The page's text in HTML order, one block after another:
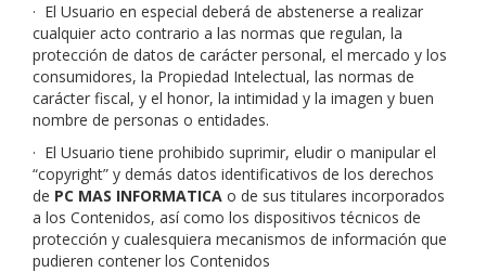
· El Usuario en especial deberá de abstenerse a realizar
cualquier acto contrario a las normas que regulan, la
protección de datos de carácter personal, el mercado y los
consumidores, la Propiedad Intelectual, las normas de
carácter fiscal, y el honor, la intimidad y la imagen y buen
nombre de personas o entidades.
· El Usuario tiene prohibido suprimir, eludir o manipular el
“copyright” y demás datos identificativos de los derechos
de PC MAS INFORMATICA o de sus titulares incorporados
a los Contenidos, así como los dispositivos técnicos de
protección y cualesquiera mecanismos de información que
pudieren contener los Contenidos